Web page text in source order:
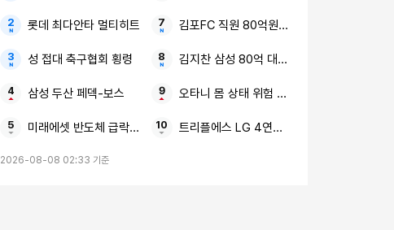
롯데 최다안타 멀티히트
성 접대 축구협회 횡령
삼성 두산 페덱-보스
미래에셋 반도체 급락 변동성 피할 ‘두 가지 축’
김포FC 직원 80억원대 횡령 대표 사직서 반
김지찬 삼성 80억 대박설
오타니 몸 상태 위험 감수
트리플에스 LG 4연승 정하연
2026-08-08 02:33 기준